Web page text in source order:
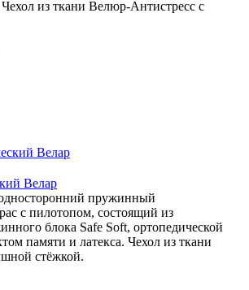
из ткани Велюр-Антистресс с
Велар
пружинный
с пилотопом, состоящий из
блока Safe Soft, ортопедической
памяти и латекса. Чехол из ткани
стёжкой.